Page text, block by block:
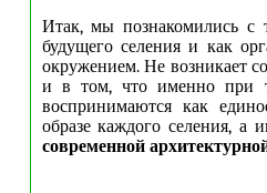
Итак, мы познакомились с
будущего селения и как
окружением. Не возникает
и в том, что именно при
воспринимаются как
образе каждого селения, а
современной